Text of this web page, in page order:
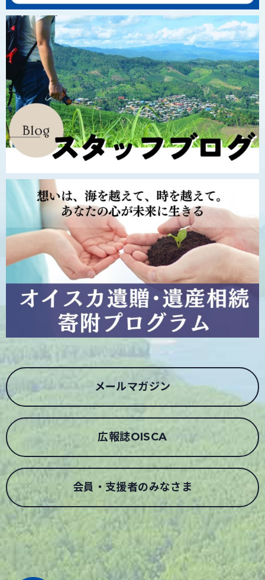
メールマガジン
広報誌OISCA
会員・支援者のみなさま